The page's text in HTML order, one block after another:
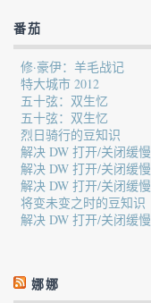
番茄
修·豪伊：羊毛战记
特大城市 2012
五十弦：双生忆
五十弦：双生忆
烈日骑行的豆知识
解决 DW 打开/关闭缓慢
解决 DW 打开/关闭缓慢
解决 DW 打开/关闭缓慢
将变未变之时的豆知识
解决 DW 打开/关闭缓慢
娜娜